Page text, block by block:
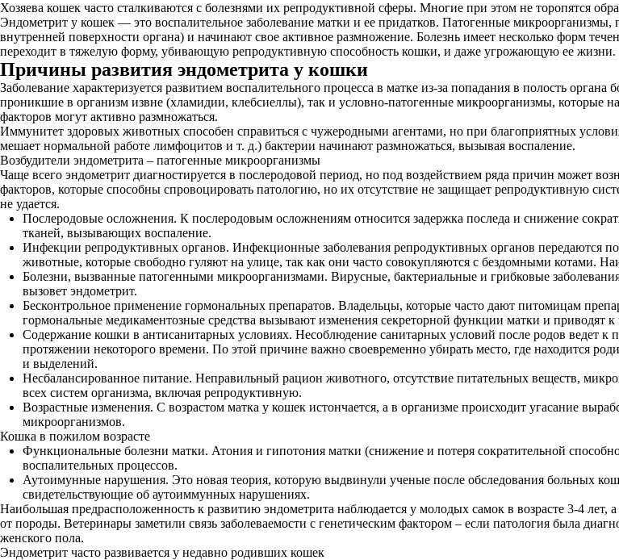
Хозяева кошек часто сталкиваются с болезнями их репродуктивной сферы. Многие при этом не торопятся
Эндометрит у кошек — это воспалительное заболевание матки и ее придатков. Патогенные
внутренней поверхности органа) и начинают свое активное размножение. Болезнь имеет несколько форм
переходит в тяжелую форму, убивающую репродуктивную способность кошки, и даже угрожающую ее жизни.
Причины развития эндометрита у кошки
Заболевание характеризуется развитием воспалительного процесса в матке из-за попадания в полость
проникшие в организм извне (хламидии, клебсиеллы), так и условно-патогенные микроорганизмы,
факторов могут активно размножаться.
Иммунитет здоровых животных способен справиться с чужеродными агентами, но при благоприятных
мешает нормальной работе лимфоцитов и т. д.) бактерии начинают размножаться, вызывая воспаление.
Возбудители эндометрита – патогенные микроорганизмы
Чаще всего эндометрит диагностируется в послеродовой период, но под воздействием ряда причин может
факторов, которые способны спровоцировать патологию, но их отсутствие не защищает репродуктивную
не удается.
Послеродовые осложнения. К послеродовым осложнениям относится задержка последа и снижение
тканей, вызывающих воспаление.
Инфекции репродуктивных органов. Инфекционные заболевания репродуктивных органов передаются
животные, которые свободно гуляют на улице, так как они часто совокупляются с бездомными котами.
Болезни, вызванные патогенными микроорганизмами. Вирусные, бактериальные и грибковые
вызовет эндометрит.
Бесконтрольное применение гормональных препаратов. Владельцы, которые часто дают питомицам
гормональные медикаментозные средства вызывают изменения секреторной функции матки и приводят
Содержание кошки в антисанитарных условиях. Несоблюдение санитарных условий после родов ведет к
протяжении некоторого времени. По этой причине важно своевременно убирать место, где находится
и выделений.
Несбалансированное питание. Неправильный рацион животного, отсутствие питательных веществ,
всех систем организма, включая репродуктивную.
Возрастные изменения. С возрастом матка у кошек истончается, а в организме происходит угасание
микроорганизмов.
Кошка в пожилом возрасте
Функциональные болезни матки. Атония и гипотония матки (снижение и потеря сократительной
воспалительных процессов.
Аутоимунные нарушения. Это новая теория, которую выдвинули ученые после обследования больных
свидетельствующие об аутоиммунных нарушениях.
Наибольшая предрасположенность к развитию эндометрита наблюдается у молодых самок в возрасте 3-4 лет,
от породы. Ветеринары заметили связь заболеваемости с генетическим фактором – если патология была
женского пола.
Эндометрит часто развивается у недавно родивших кошек